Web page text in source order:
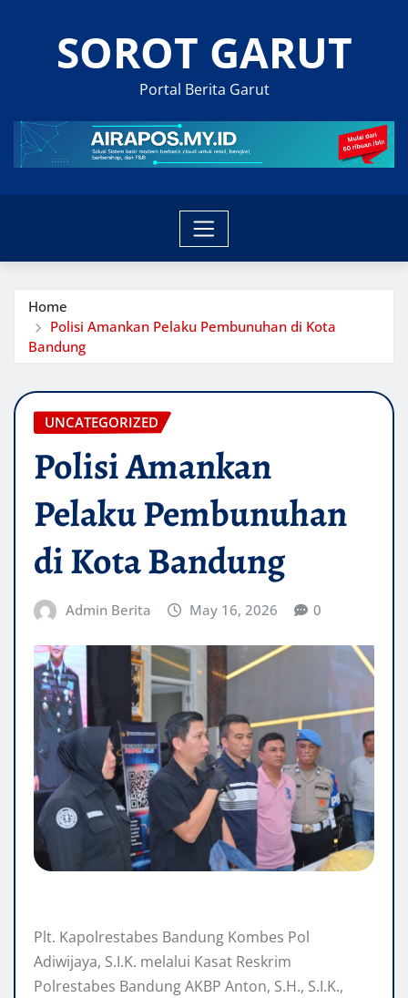
SOROT GARUT
Portal Berita Garut
Home
Polisi Amankan Pelaku Pembunuhan di Kota
Bandung
UNCATEGORIZED
Polisi Amankan
Pelaku Pembunuhan
di Kota Bandung
Admin Berita May 16, 2026 0
‎Plt. Kapolrestabes Bandung Kombes Pol
Adiwijaya, S.I.K. melalui Kasat Reskrim
Polrestabes Bandung AKBP Anton, S.H., S.I.K.,